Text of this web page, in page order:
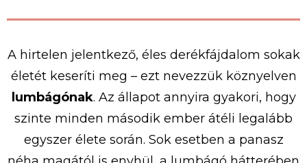
A hirtelen jelentkező, éles derékfájdalom sokak
életét keseríti meg – ezt nevezzük köznyelven
lumbágónak. Az állapot annyira gyakori, hogy
szinte minden második ember átéli legalább
egyszer élete során. Sok esetben a panasz